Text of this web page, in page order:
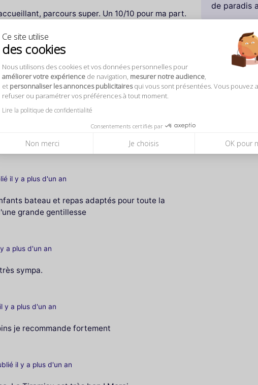
Ce site utilise
des cookies
Nous utilisons des cookies et vos données personnelles pour
améliorer votre expérience de navigation, mesurer notre audience,
et personnaliser les annonces publicitairesqui vous sont présentées. Vous pouvez
refuser ou paramétrer vos préférences à tout moment.
Lire la politique de confidentialité
Consentements certifiés par
Non merci Je choisis OK pour
parcours super. Un 10/10 pour ma part.
travaux on a eu un peu de mal à trouver où
y a plus d'un an
l'on ne.peut pas éteindre et qui reflètent sur les
il y a plus d'un an
bateau et repas adaptés pour toute la
grande gentillesse
a plus d'un an
sympa.
y a plus d'un an
je recommande fortement
il y a plus d'un an
de paradis